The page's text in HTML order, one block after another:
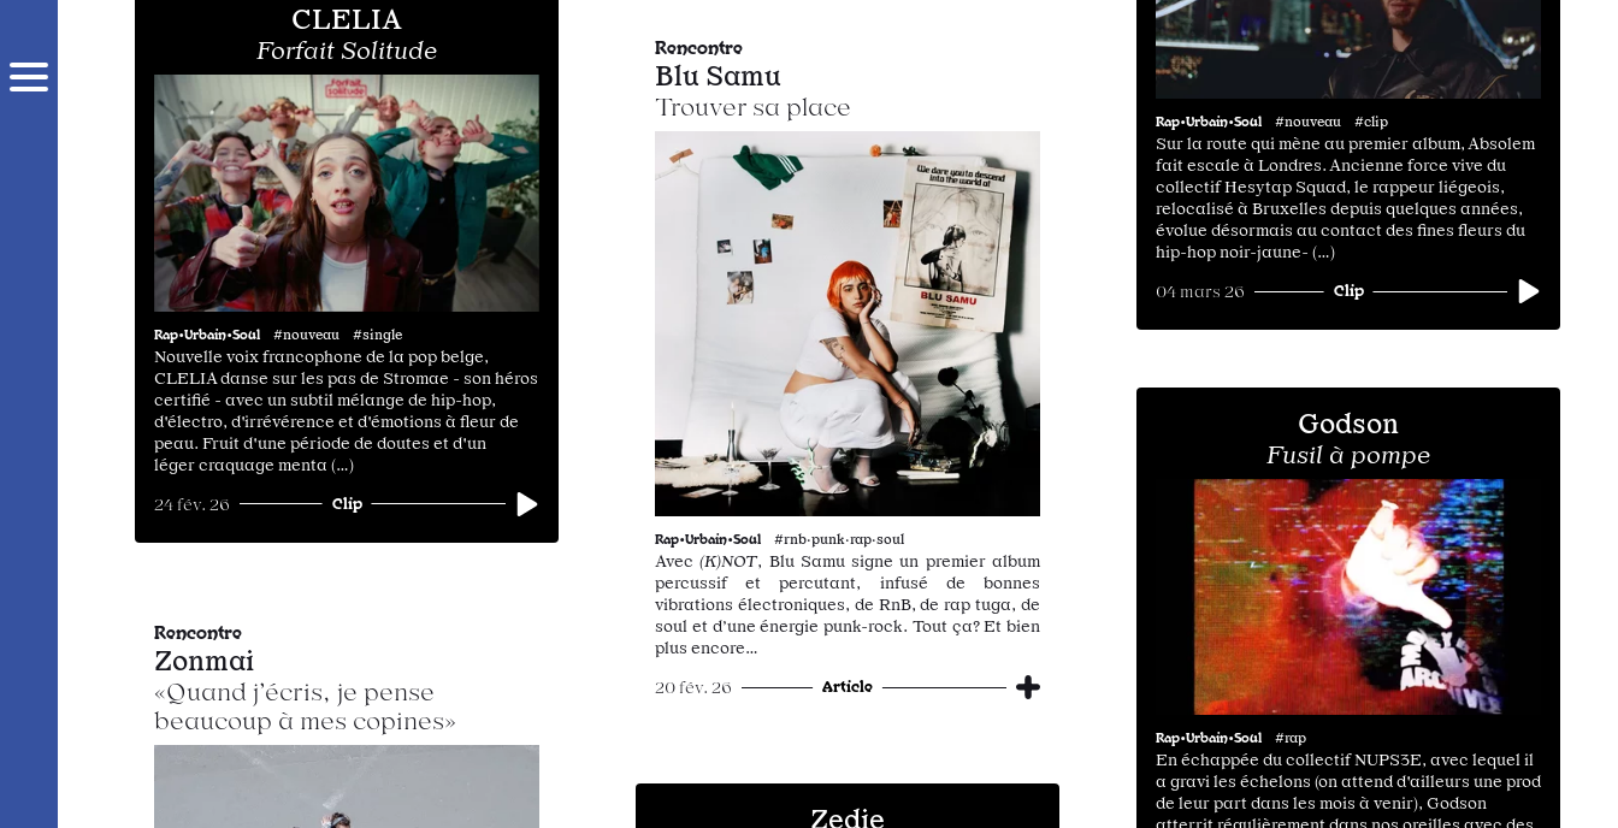
Rap•Urbain•Soul #nouveau #clip
Sur la route qui mène au premier album, Absolem
fait escale à Londres. Ancienne force vive du
collectif Hesytap Squad, le rappeur liégeois,
relocalisé à Bruxelles depuis quelques années,
évolue désormais au contact des fines fleurs du
hip-hop noir-jaune- (…)
04 mars 26 Clip
CLELIA
Forfait Solitude
Rap•Urbain•Soul #nouveau #single
Nouvelle voix francophone de la pop belge,
CLELIA danse sur les pas de Stromae - son héros
certifié - avec un subtil mélange de hip-hop,
d'électro, d'irrévérence et d'émotions à fleur de
peau. Fruit d'une période de doutes et d'un
léger craquage menta (…)
24 fév. 26 Clip
Rencontre
Blu Samu
Trouver sa place
Rap•Urbain•Soul #rnb·punk·rap·soul
Avec(K)NOT, Blu Samu signe un premier album
percussif et percutant, infusé de bonnes
vibrations électroniques, de RnB, de rap tuga, de
soul et d’une énergie punk-rock. Tout ça? Et bien
plus encore…
20 fév. 26 Article
Godson
Fusil à pompe
Rap•Urbain•Soul #rap
En échappée du collectif NUPS3E, avec lequel il
a gravi les échelons (on attend d'ailleurs une prod
de leur part dans les mois à venir), Godson
atterrit régulièrement dans nos oreilles avec des
Rencontre
Zonmai
«Quand j’écris, je pense
beaucoup à mes copines»
Zedie